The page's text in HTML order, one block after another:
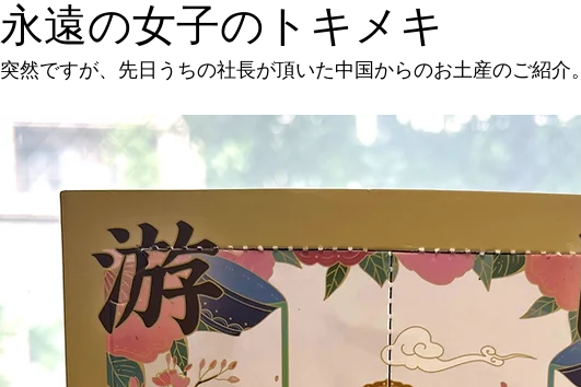
永遠の女子のトキメキ
突然ですが、先日うちの社長が頂いた中国からのお土産のご紹介。